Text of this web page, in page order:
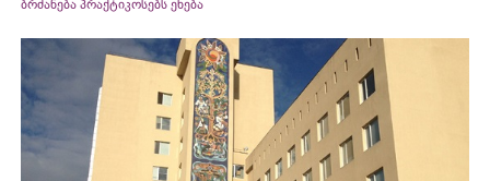
ბრძანება პრაქტიკოსებს ეხება